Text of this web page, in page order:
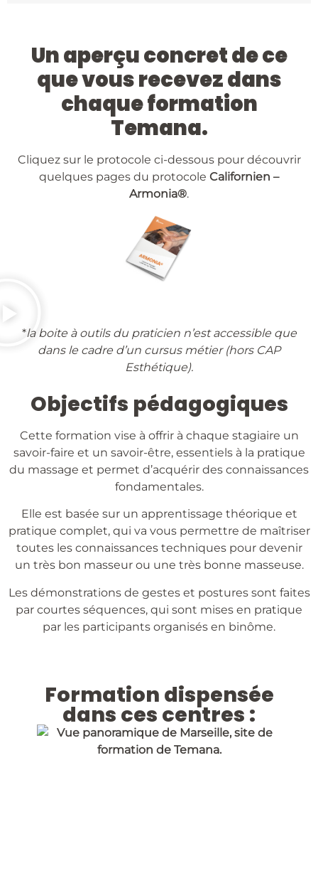
Un aperçu concret de ce
que vous recevez dans
chaque formation
Temana.
Cliquez sur le protocole ci-dessous pour découvrir
quelques pages du protocole Californien –
Armonia®.
*la boite à outils du praticien n’est accessible que
dans le cadre d’un cursus métier (hors CAP
Esthétique).
Objectifs pédagogiques
Cette formation vise à offrir à chaque stagiaire un
savoir-faire et un savoir-être, essentiels à la pratique
du massage et permet d’acquérir des connaissances
fondamentales.
Elle est basée sur un apprentissage théorique et
pratique complet, qui va vous permettre de maîtriser
toutes les connaissances techniques pour devenir
un très bon masseur ou une très bonne masseuse.
Les démonstrations de gestes et postures sont faites
par courtes séquences, qui sont mises en pratique
par les participants organisés en binôme.
Formation dispensée
dans ces centres :